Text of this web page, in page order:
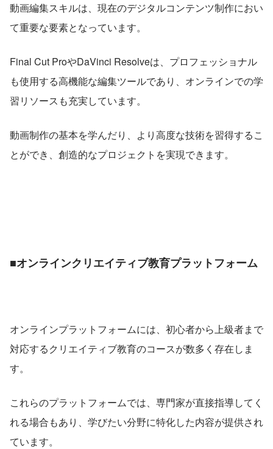
動画編集スキルは、現在のデジタルコンテンツ制作におい
て重要な要素となっています。
Final Cut ProやDaVinci Resolveは、プロフェッショナル
も使用する高機能な編集ツールであり、オンラインでの学
習リソースも充実しています。
動画制作の基本を学んだり、より高度な技術を習得するこ
とができ、創造的なプロジェクトを実現できます。
■オンラインクリエイティブ教育プラットフォーム
オンラインプラットフォームには、初心者から上級者まで
対応するクリエイティブ教育のコースが数多く存在しま
す。
これらのプラットフォームでは、専門家が直接指導してく
れる場合もあり、学びたい分野に特化した内容が提供され
ています。